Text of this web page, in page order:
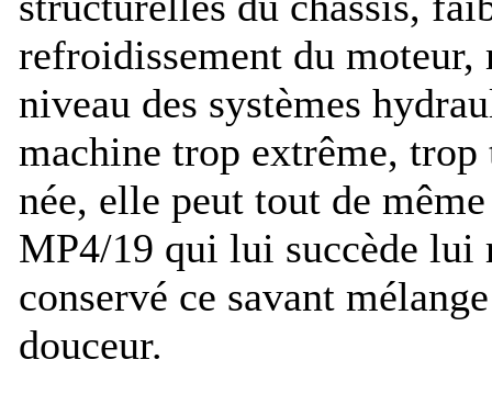
refroidissement du
niveau des systèmes
machine trop extrême,
née, elle peut tout de
MP4/19 qui lui succède lui
conservé ce savant
douceur.